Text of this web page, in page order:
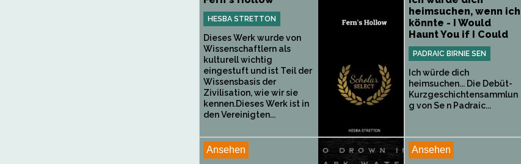
HESBA STRETTON
Dieses Werk wurde von
Wissenschaftlern als
kulturell wichtig
eingestuft und ist Teil der
Wissensbasis der
Zivilisation, wie wir sie
kennen.Dieses Werk ist in
den Vereinigten...
heimsuchen, wenn ich
könnte - I Would
Haunt You if I Could
PADRAIC BIRNIE SEN
Ich würde dich
heimsuchen... Die Debüt-
Kurzgeschichtensammlun
g von Se n Padraic...
Ansehen Ansehen